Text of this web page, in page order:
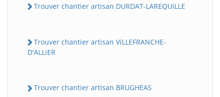
Trouver chantier artisan DURDAT-LAREQUiLLE
Trouver chantier artisan ViLLEFRANCHE-
D'ALLiER
Trouver chantier artisan BRUGHEAS